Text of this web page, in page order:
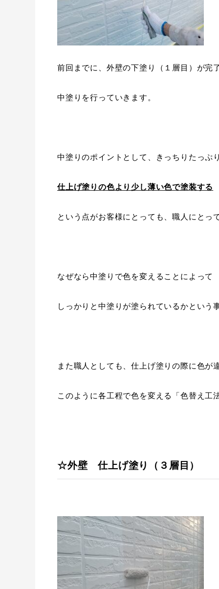
前回までに、外壁の下塗り（１層目）が完
中塗りを行っていきます。
中塗りのポイントとして、きっちりたっぷ
仕上げ塗りの色より少し薄い色で塗装する
という点がお客様にとっても、職人にとっ
なぜなら中塗りで色を変えることによって
しっかりと中塗りが塗られているかという
また職人としても、仕上げ塗りの際に色が
このように各工程で色を変える「色替え工
☆外壁 仕上げ塗り（３層目）